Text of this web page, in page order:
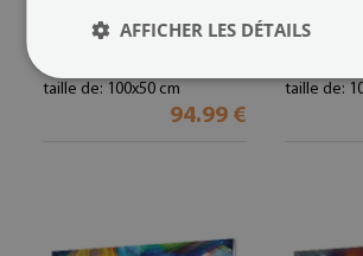
(#130471661)
taille de: 100x50 cm
94.99 €
taille de:
AFFICHER LES DÉTAILS